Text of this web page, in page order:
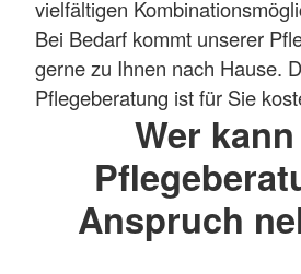
vielfältigen
Bei Bedarf kommt unserer
gerne zu Ihnen nach Hause.
Pflegeberatung ist für Sie
Wer
Anspruch